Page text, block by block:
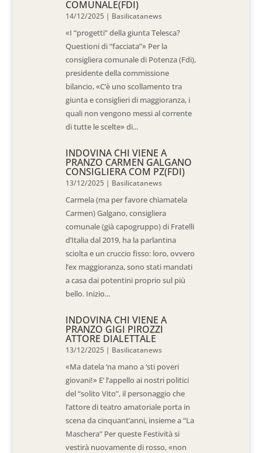
COMUNALE(FDI)
14/12/2025 | Basilicatanews
«I “progetti” della giunta Telesca?
Questioni di “facciata”» Per la
consigliera comunale di Potenza (Fdi),
presidente della commissione
bilancio, «C’è uno scollamento tra
giunta e consiglieri di maggioranza, i
quali non vengono messi al corrente
di tutte le scelte» di...
INDOVINA CHI VIENE A
PRANZO CARMEN GALGANO
CONSIGLIERA COM PZ(FDI)
13/12/2025 | Basilicatanews
Carmela (ma per favore chiamatela
Carmen) Galgano, consigliera
comunale (già capogruppo) di Fratelli
d’Italia dal 2019, ha la parlantina
sciolta e un cruccio fisso: loro, ovvero
l’ex maggioranza, sono stati mandati
a casa dai potentini proprio sul più
bello. Inizio...
INDOVINA CHI VIENE A
PRANZO GIGI PIROZZI
ATTORE DIALETTALE
13/12/2025 | Basilicatanews
«Ma datela ‘na mano a ‘sti poveri
giovani!» E’ l’appello ai nostri politici
del “solito Vito”, il personaggio che
l’attore di teatro amatoriale porta in
scena da cinquant’anni, insieme a “La
Maschera” Per queste Festività si
vestirà nuovamente di rosso, «non